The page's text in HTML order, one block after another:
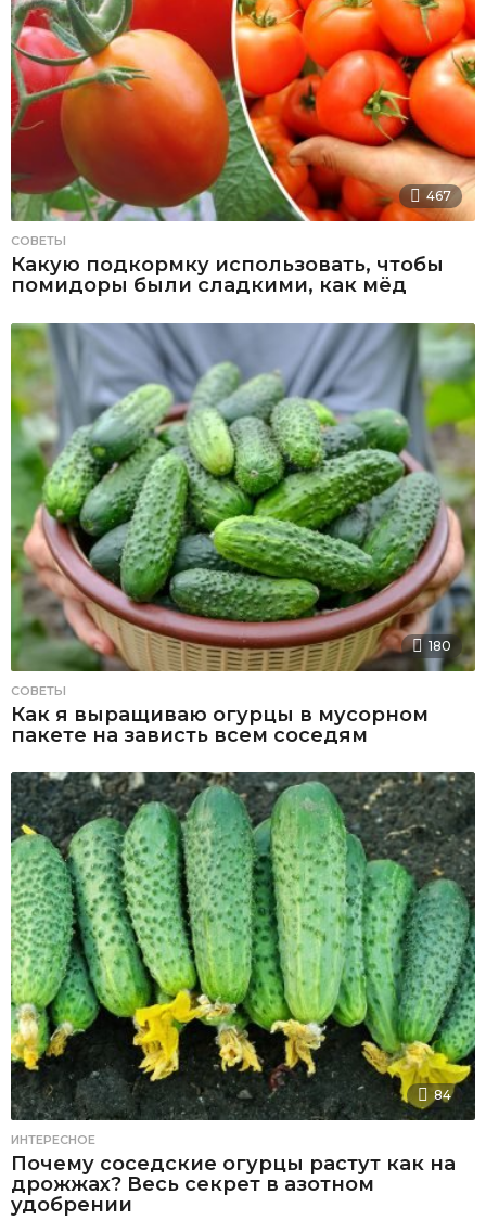
467
СОВЕТЫ
Какую подкормку использовать, чтобы
помидоры были сладкими, как мёд
180
СОВЕТЫ
Как я выращиваю огурцы в мусорном
пакете на зависть всем соседям
84
ИНТЕРЕСНОЕ
Почему соседские огурцы растут как на
дрожжах? Весь секрет в азотном
удобрении